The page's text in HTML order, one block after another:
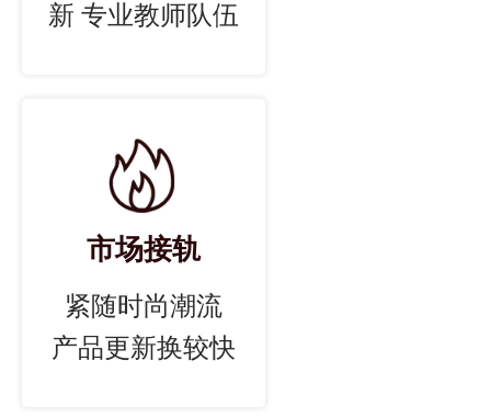
新 专业教师队伍
市场接轨
紧随时尚潮流
产品更新换较快